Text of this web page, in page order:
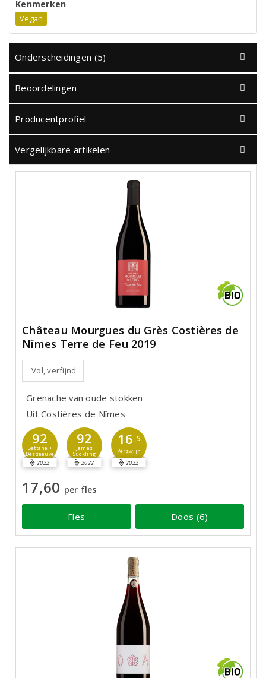
Kenmerken
Vegan
Onderscheidingen (5)
Beoordelingen
Producentprofiel
Vergelijkbare artikelen
Château Mourgues du Grès Costières de
Nîmes Terre de Feu 2019
Vol, verfijnd
Grenache van oude stokken
Uit Costières de Nîmes
92
Bettane +
Desseauve
2022
92
James
Suckling
2022
16 ,5
Perswijn
2022
17,60 per fles
Fles Doos (6)